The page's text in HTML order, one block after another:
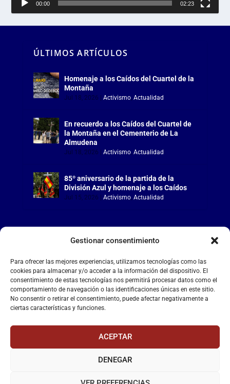
Gestionar consentimiento
Para ofrecer las mejores experiencias, utilizamos tecnologías como las
cookies para almacenar y/o acceder a la información del dispositivo. El
consentimiento de estas tecnologías nos permitirá procesar datos como el
comportamiento de navegación o las identificaciones únicas en este sitio.
No consentir o retirar el consentimiento, puede afectar negativamente a
ciertas características y funciones.
ACEPTAR
DENEGAR
00:00 02:23
ÚLTIMOS ARTÍCULOS
Homenaje a los Caídos del Cuartel de la
Montaña
Jul 18, 2026 Activismo, Actualidad
En recuerdo a los Caídos del Cuartel de
la Montaña en el Cementerio de La
Almudena
Jul 18, 2026 Activismo, Actualidad
85º aniversario de la partida de la
División Azul y homenaje a los Caídos
Jul 15, 2026 Activismo, Actualidad
LA FALANGE
Reproductor
de
vídeo